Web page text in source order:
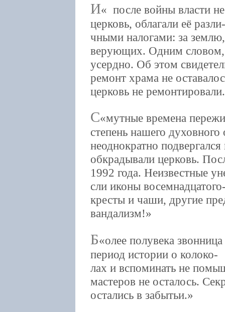
И
после войны власти
церковь, облагали её разли-
чными налогами: за
верующих. Одним
усердно. Об этом
ремонт храма не
церковь не ремонтировали.
С мутные времена
степень нашего
неоднократно
обкрадывали церковь.
1992 года. Неизвестные
сли иконы
кресты и чаши, другие
вандализм!
Б олее полувека
период истории о колоко-
лах и вспоминать не
мастеров не осталось.
остались в забытьи.